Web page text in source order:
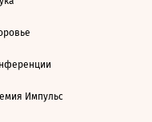
Импульс